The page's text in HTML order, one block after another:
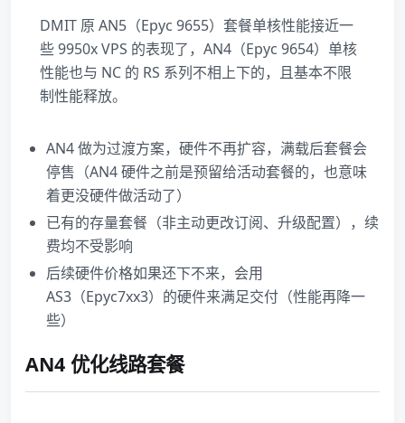
DMIT 原 AN5（Epyc 9655）套餐单核性能接近一
些 9950x VPS 的表现了，AN4（Epyc 9654）单核
性能也与 NC 的 RS 系列不相上下的，且基本不限
制性能释放。
AN4 做为过渡方案，硬件不再扩容，满载后套餐会
停售（AN4 硬件之前是预留给活动套餐的，也意味
着更没硬件做活动了）
已有的存量套餐（非主动更改订阅、升级配置），续
费均不受影响
后续硬件价格如果还下不来，会用
AS3（Epyc7xx3）的硬件来满足交付（性能再降一
些）
AN4 优化线路套餐